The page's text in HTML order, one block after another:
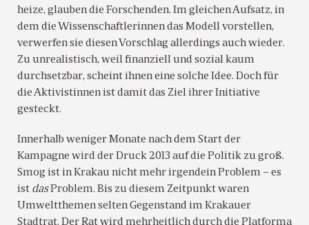
heize, glauben die Forschenden. Im gleichen Aufsatz, in
dem die Wissenschaftlerinnen das Modell vorstellen,
verwerfen sie diesen Vorschlag allerdings auch wieder.
Zu unrealistisch, weil finanziell und sozial kaum
durchsetzbar, scheint ihnen eine solche Idee. Doch für
die Aktivistinnen ist damit das Ziel ihrer Initiative
gesteckt.
Innerhalb weniger Monate nach dem Start der
Kampagne wird der Druck 2013 auf die Politik zu groß.
Smog ist in Krakau nicht mehr irgendein Problem – es
ist dasProblem. Bis zu diesem Zeitpunkt waren
Umweltthemen selten Gegenstand im Krakauer
Stadtrat. Der Rat wird mehrheitlich durch die Platforma